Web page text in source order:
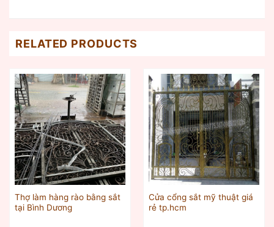
RELATED PRODUCTS
Thợ làm hàng rào bằng sắt
tại Bình Dương
Cửa cổng sắt mỹ thuật giá
rẻ tp.hcm